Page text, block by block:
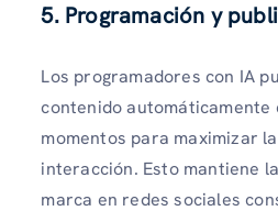
5. Programación y
Los programadores con IA
contenido automáticamente
momentos para maximizar
interacción. Esto mantiene
marca en redes sociales